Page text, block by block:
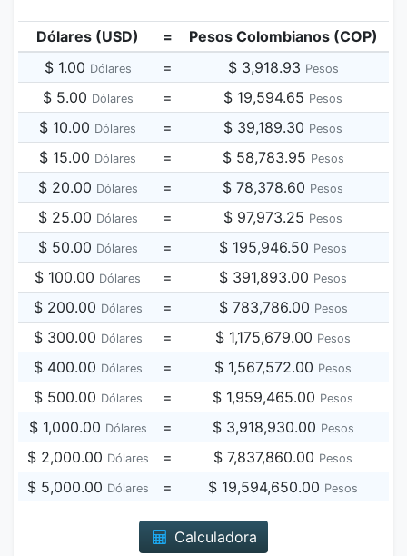
Dólares (USD) =
Pesos Colombianos (COP)
$ 1.00 Dólares = $ 3,918.93 Pesos
$ 5.00 Dólares = $ 19,594.65 Pesos
$ 10.00 Dólares = $ 39,189.30 Pesos
$ 15.00 Dólares = $ 58,783.95 Pesos
$ 20.00 Dólares = $ 78,378.60 Pesos
$ 25.00 Dólares = $ 97,973.25 Pesos
$ 50.00 Dólares = $ 195,946.50 Pesos
$ 100.00 Dólares = $ 391,893.00 Pesos
$ 200.00 Dólares = $ 783,786.00 Pesos
$ 300.00 Dólares = $ 1,175,679.00 Pesos
$ 400.00 Dólares = $ 1,567,572.00 Pesos
$ 500.00 Dólares = $ 1,959,465.00 Pesos
$ 1,000.00 Dólares = $ 3,918,930.00 Pesos
$ 2,000.00 Dólares = $ 7,837,860.00 Pesos
$ 5,000.00 Dólares = $ 19,594,650.00 Pesos
Calculadora